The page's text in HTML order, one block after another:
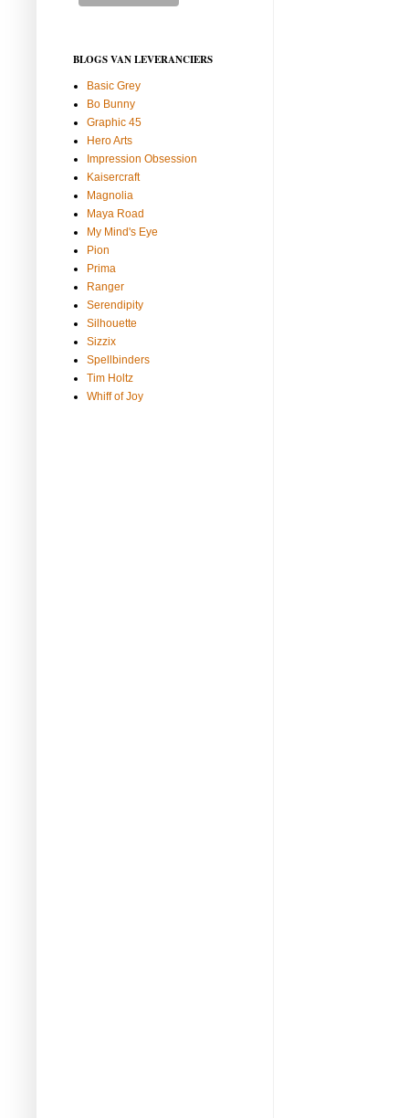
BLOGS VAN LEVERANCIERS
Basic Grey
Bo Bunny
Graphic 45
Hero Arts
Impression Obsession
Kaisercraft
Magnolia
Maya Road
My Mind's Eye
Pion
Prima
Ranger
Serendipity
Silhouette
Sizzix
Spellbinders
Tim Holtz
Whiff of Joy